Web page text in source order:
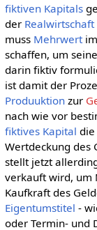
fiktiven Kapitals
der Realwirtschaft
muss Mehrwertim
schaffen, um
darin fiktiv
ist damit der
Produuktionzur
nach wie vor
fiktives Kapital
Wertdeckung des
stellt jetzt
verkauft wird, um
Kaufkraft des
Eigentumstitel -
oder Termin- und